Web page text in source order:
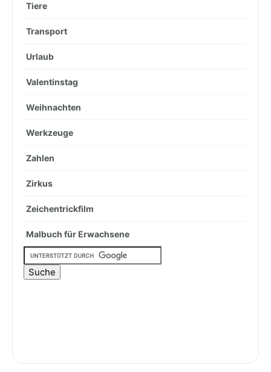
Tiere
Transport
Urlaub
Valentinstag
Weihnachten
Werkzeuge
Zahlen
Zirkus
Zeichentrickfilm
Malbuch für Erwachsene